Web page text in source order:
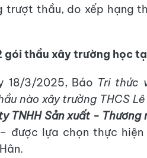
trượt thầu, do xếp hạng
gói thầu xây trường học
18/3/2025, Báo Tri thức
nào xây trường THCS
TNHH Sản xuất -
được lựa chọn thực